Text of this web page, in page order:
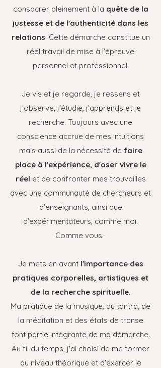
consacrer pleinement à la quête de la
justesse et de l'authenticité dans les
relations. Cette démarche constitue un
réel travail de mise à l'épreuve
personnel et professionnel.
Je vis et je regarde, je ressens et
j'observe, j'étudie, j'apprends et je
recherche. Toujours avec une
conscience accrue de mes intuitions
mais aussi de la nécessité de faire
place à l'expérience, d'oser vivre le
réel et de confronter mes trouvailles
avec une communauté de chercheurs et
d'enseignants, ainsi que
d'expérimentateurs, comme moi.
Comme vous.
Je mets en avant l'importance des
pratiques corporelles, artistiques et
de la recherche spirituelle.
Ma pratique de la musique, du tantra, de
la méditation et des états de transe
font partie intégrante de ma démarche.
Au fil du temps, j'ai choisi de me former
au niveau théorique et d'exercer le